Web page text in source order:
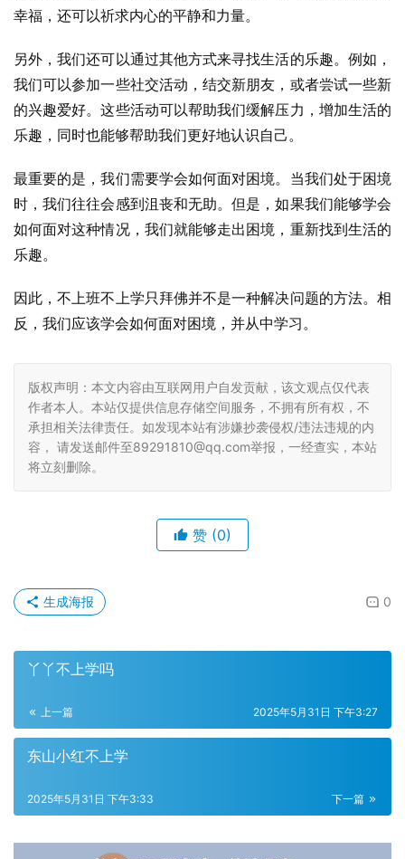
幸福，还可以祈求内心的平静和力量。
另外，我们还可以通过其他方式来寻找生活的乐趣。例如，
我们可以参加一些社交活动，结交新朋友，或者尝试一些新
的兴趣爱好。这些活动可以帮助我们缓解压力，增加生活的
乐趣，同时也能够帮助我们更好地认识自己。
最重要的是，我们需要学会如何面对困境。当我们处于困境
时，我们往往会感到沮丧和无助。但是，如果我们能够学会
如何面对这种情况，我们就能够走出困境，重新找到生活的
乐趣。
因此，不上班不上学只拜佛并不是一种解决问题的方法。相
反，我们应该学会如何面对困境，并从中学习。
版权声明：本文内容由互联网用户自发贡献，该文观点仅代表
作者本人。本站仅提供信息存储空间服务，不拥有所有权，不
承担相关法律责任。如发现本站有涉嫌抄袭侵权/违法违规的内
容， 请发送邮件至89291810@qq.com举报，一经查实，本站
将立刻删除。
赞 (0)
0
生成海报
丫丫不上学吗
上一篇 2025年5月31日 下午3:27
东山小红不上学
下一篇
2025年5月31日 下午3:33